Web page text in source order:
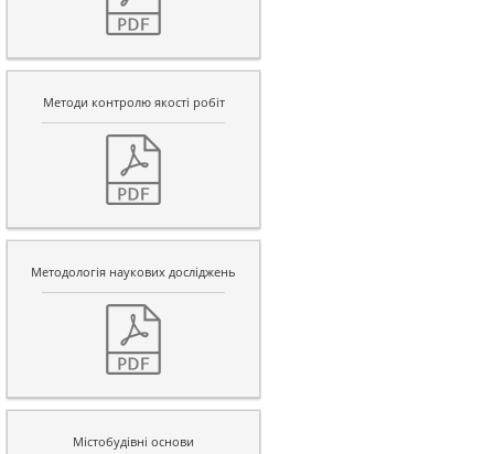
Методи контролю якості робіт
Методологія наукових досліджень
Містобудівні основи